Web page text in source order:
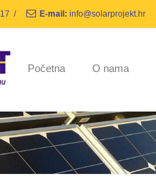
/ E-mail: info@solarprojekt.hr
Početna O nama